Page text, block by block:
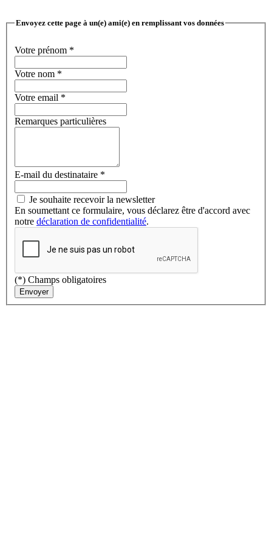
Envoyez cette page à un(e) ami(e) en remplissant vos données
Votre prénom *
Votre nom *
Votre email *
Remarques particulières
E-mail du destinataire *
Je souhaite recevoir la newsletter
En soumettant ce formulaire, vous déclarez être d'accord avec
notre déclaration de confidentialité.
(*) Champs obligatoires
Envoyer